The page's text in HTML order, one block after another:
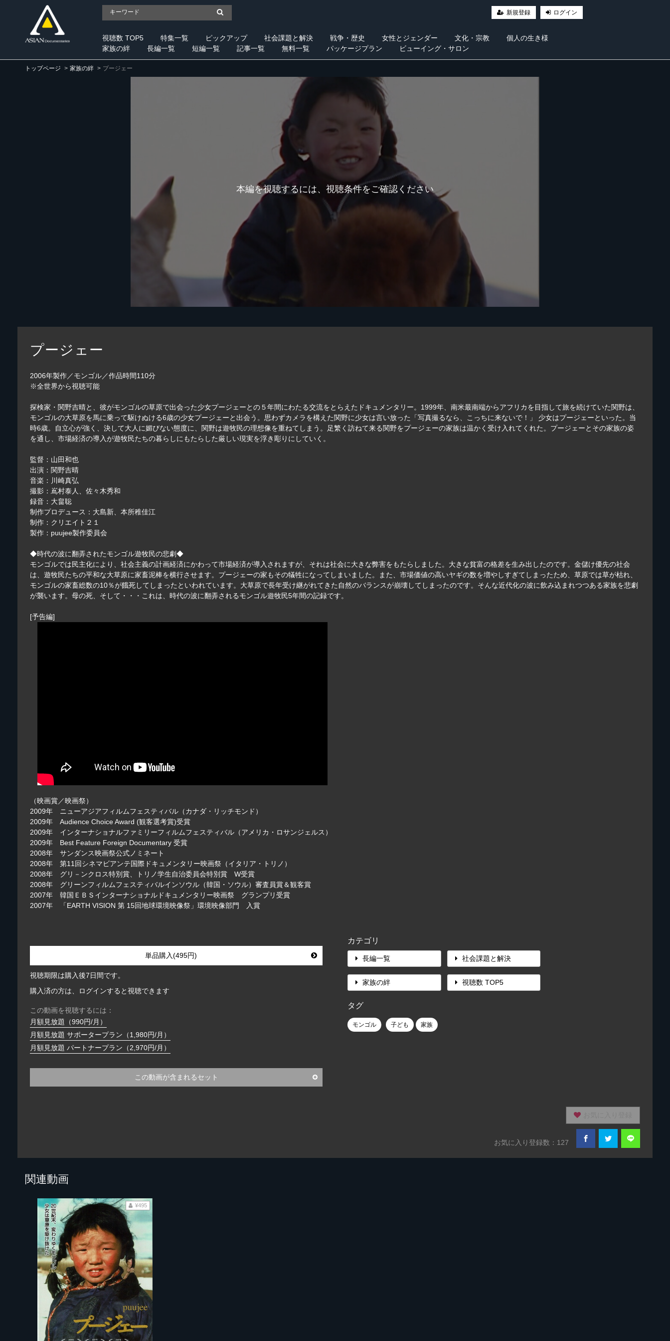
新規登録 ログイン
視聴数 TOP5 特集一覧 ピックアップ 社会課題と解決 戦争・歴史 女性とジェンダー 文化・宗教
個人の生き様
家族の絆
長編一覧 短編一覧 記事一覧 無料一覧 パッケージプラン ビューイング・サロン
トップページ 家族の絆 プージェー
本編を視聴するには、視聴条件をご確認ください
プージェー
2006年製作／モンゴル／作品時間110分
※全世界から視聴可能
探検家・関野吉晴と、彼がモンゴルの草原で出会った少女プージェーとの５年間にわたる交流をとらえたドキュメンタリー。1999年、南米最南端からアフリカを目指して旅を続けていた関野は、
モンゴルの大草原を馬に乗って駆けぬける6歳の少女プージェーと出会う。思わずカメラを構えた関野に少女は言い放った「写真撮るなら、こっちに来ないで！」 少女はプージェーといった。当
時6歳。自立心が強く、決して大人に媚びない態度に、関野は遊牧民の理想像を重ねてしまう。足繁く訪ねて来る関野をプージェーの家族は温かく受け入れてくれた。プージェーとその家族の姿
を通し、市場経済の導入が遊牧民たちの暮らしにもたらした厳しい現実を浮き彫りにしていく。
監督：山田和也
出演：関野吉晴
音楽：川崎真弘
撮影：嶌村泰人、佐々木秀和
録音：大畠聡
制作プロデュース：大島新、本所稚佳江
制作：クリエイト２１
製作：puujee製作委員会
◆時代の波に翻弄されたモンゴル遊牧民の悲劇◆
モンゴルでは民主化により、社会主義の計画経済にかわって市場経済が導入されますが、それは社会に大きな弊害をもたらしました。大きな貧富の格差を生み出したのです。金儲け優先の社会
は、遊牧民たちの平和な大草原に家畜泥棒を横行させます。プージェーの家もその犠牲になってしまいました。また、市場価値の高いヤギの数を増やしすぎてしまったため、草原では草が枯れ、
モンゴルの家畜総数の10％が餓死してしまったといわれています。大草原で長年受け継がれてきた自然のバランスが崩壊してしまったのです。そんな近代化の波に飲み込まれつつある家族を悲劇
が襲います。母の死、そして・・・これは、時代の波に翻弄されるモンゴル遊牧民5年間の記録です。
[予告編]
（映画賞／映画祭）
2009年 ニューアジアフィルムフェスティバル（カナダ・リッチモンド）
2009年 Audience Choice Award (観客選考賞)受賞
2009年 インターナショナルファミリーフィルムフェスティバル（アメリカ・ロサンジェルス）
2009年 Best Feature Foreign Documentary 受賞
2008年 サンダンス映画祭公式ノミネート
2008年 第11回シネマビアンテ国際ドキュメンタリー映画祭（イタリア・トリノ）
2008年 グリ－ンクロス特別賞、トリノ学生自治委員会特別賞 W受賞
2008年 グリーンフィルムフェスティバルインソウル（韓国・ソウル）審査員賞＆観客賞
2007年 韓国ＥＢＳインターナショナルドキュメンタリー映画祭 グランプリ受賞
2007年 「EARTH VISION 第 15回地球環境映像祭」環境映像部門 入賞
単品購入(495円)
視聴期限は購入後7日間です。
購入済の方は、ログインすると視聴できます
この動画を視聴するには：
月額見放題（990円/月）
月額見放題 サポータープラン（1,980円/月）
月額見放題 パートナープラン（2,970円/月）
この動画が含まれるセット
カテゴリ
長編一覧 社会課題と解決
家族の絆 視聴数 TOP5
タグ
モンゴル 子ども 家族
お気に入り登録数：127
関連動画
¥495